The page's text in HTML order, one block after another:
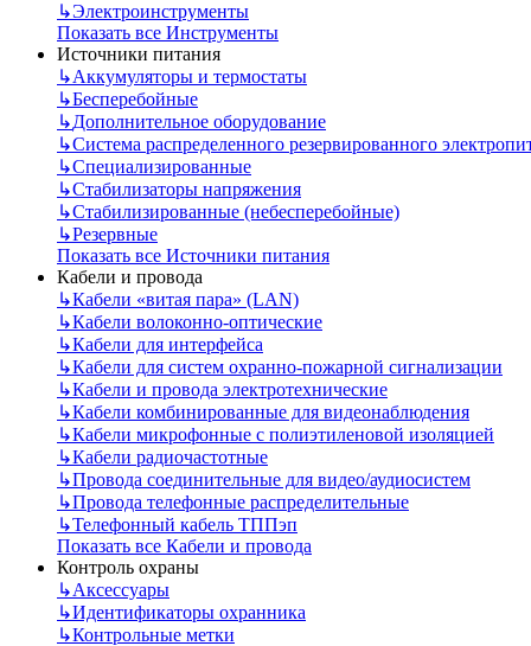
↳Электроинструменты
Показать все Инструменты
Источники питания
↳Аккумуляторы и термостаты
↳Бесперебойные
↳Дополнительное оборудование
↳Система распределенного резервированного
↳Специализированные
↳Стабилизаторы напряжения
↳Стабилизированные (небесперебойные)
↳Резервные
Показать все Источники питания
Кабели и провода
↳Кабели «витая пара» (LAN)
↳Кабели волоконно-оптические
↳Кабели для интерфейса
↳Кабели для систем охранно-пожарной сигнализации
↳Кабели и провода электротехнические
↳Кабели комбинированные для видеонаблюдения
↳Кабели микрофонные с полиэтиленовой изоляцией
↳Кабели радиочастотные
↳Провода соединительные для видео/аудиосистем
↳Провода телефонные распределительные
↳Телефонный кабель ТППэп
Показать все Кабели и провода
Контроль охраны
↳Аксессуары
↳Идентификаторы охранника
↳Контрольные метки